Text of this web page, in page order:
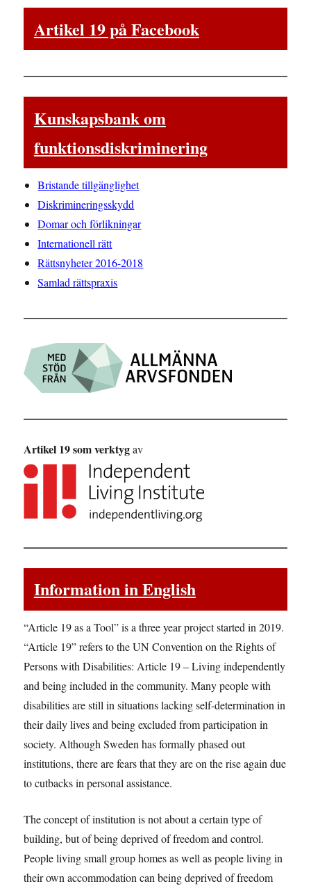
Artikel 19 på Facebook
Kunskapsbank om
funktionsdiskriminering
Bristande tillgänglighet
Diskrimineringsskydd
Domar och förlikningar
Internationell rätt
Rättsnyheter 2016-2018
Samlad rättspraxis
Artikel 19 som verktygav
Information in English
“Article 19 as a Tool” is a three year project started in 2019.
“Article 19” refers to the UN Convention on the Rights of
Persons with Disabilities: Article 19 – Living independently
and being included in the community. Many people with
disabilities are still in situations lacking self-determination in
their daily lives and being excluded from participation in
society. Although Sweden has formally phased out
institutions, there are fears that they are on the rise again due
to cutbacks in personal assistance.
The concept of institution is not about a certain type of
building, but of being deprived of freedom and control.
People living small group homes as well as people living in
their own accommodation can being deprived of freedom